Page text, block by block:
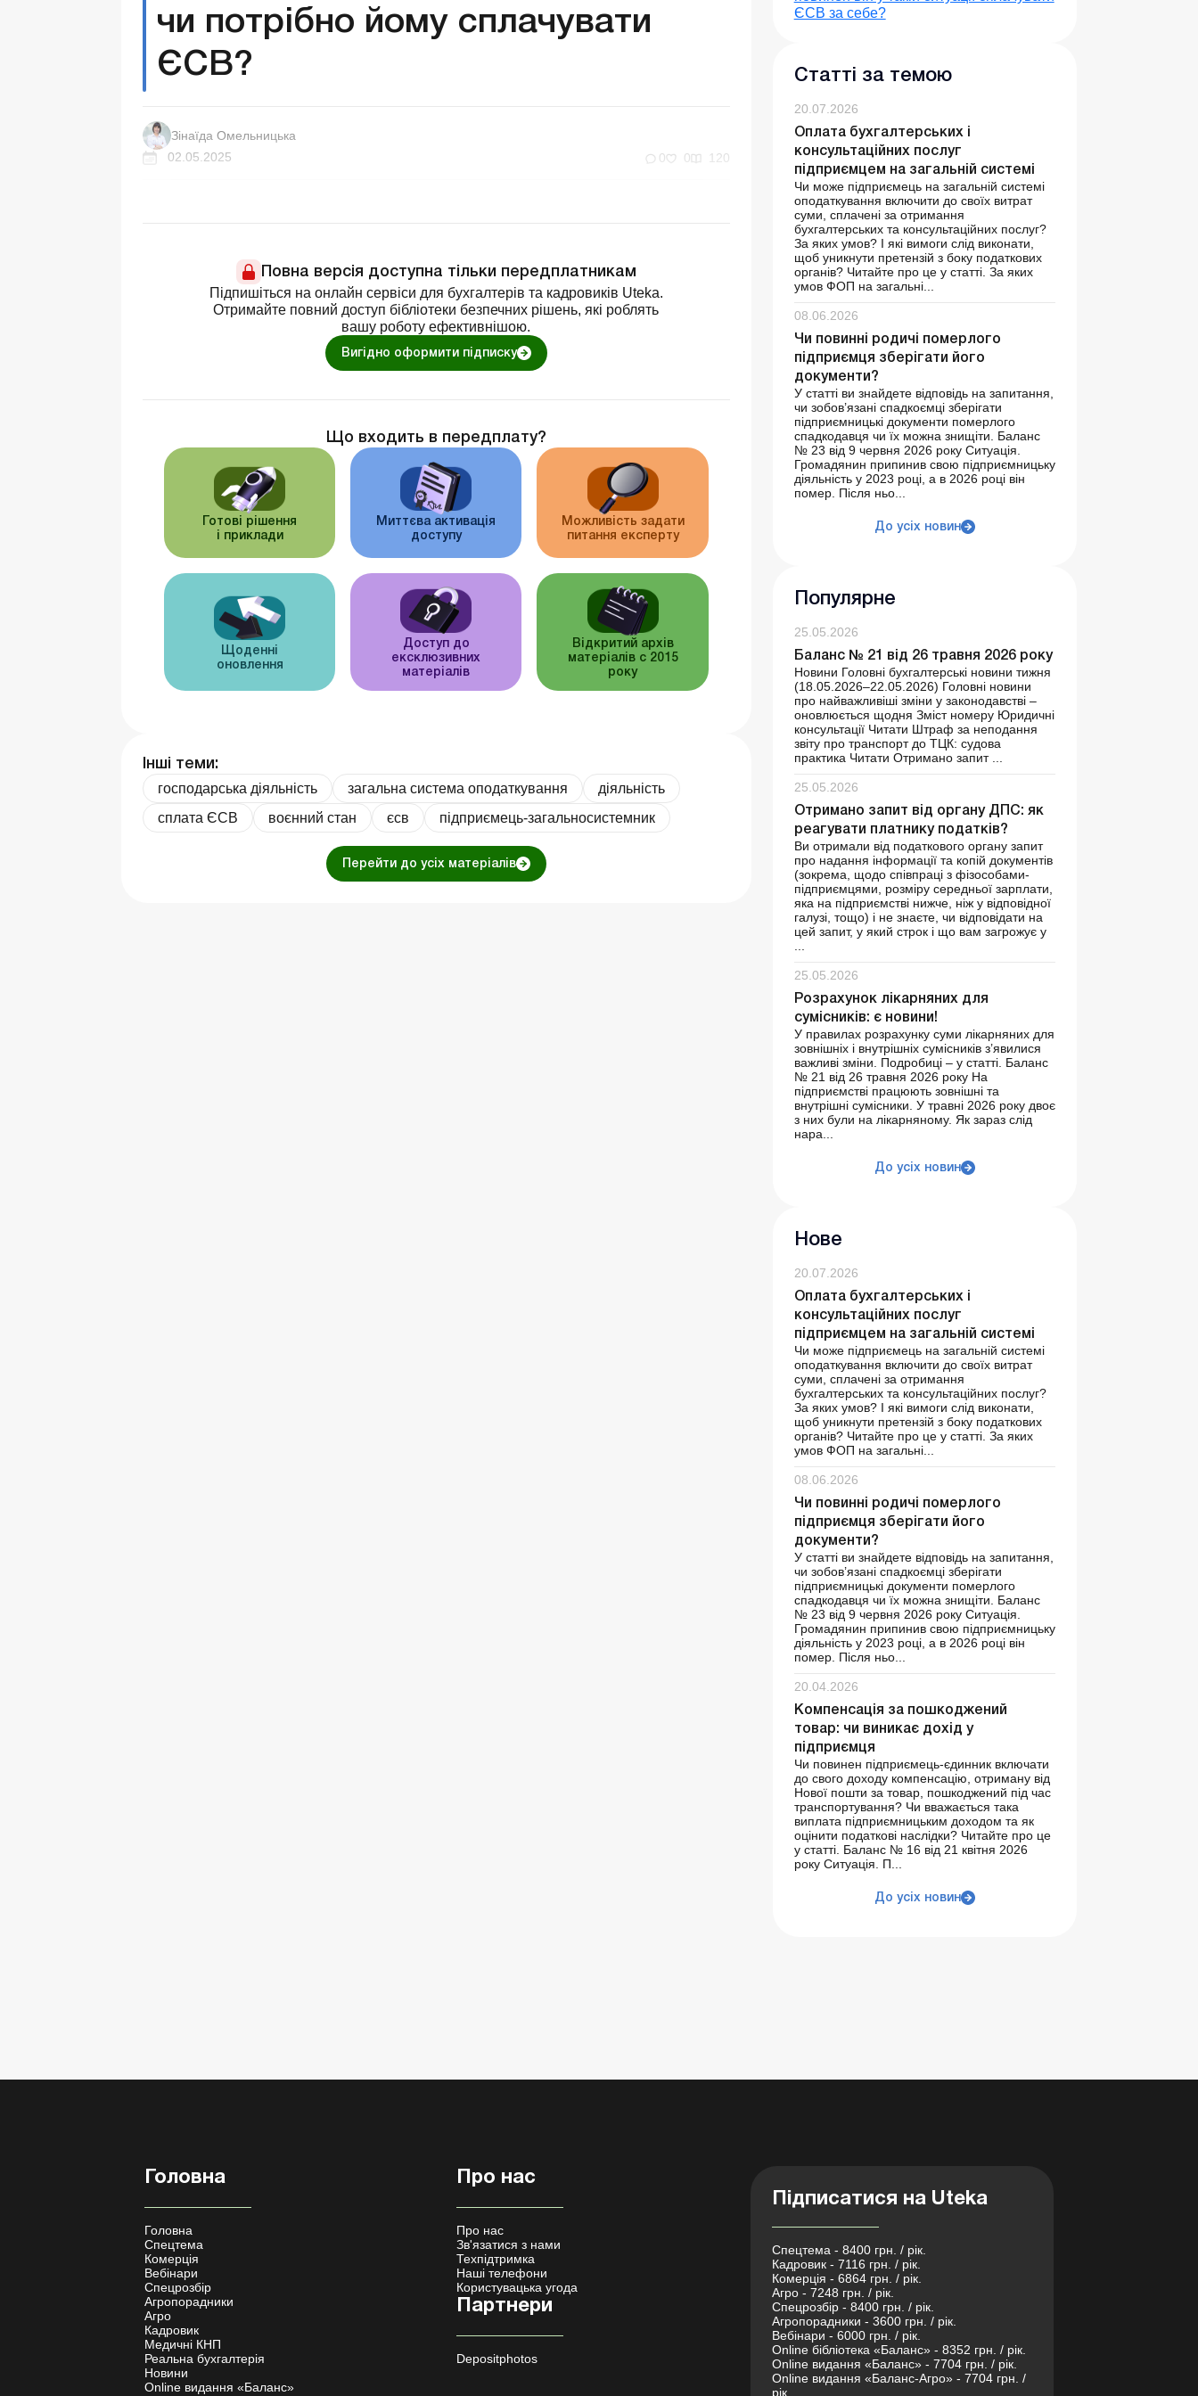
чи потрібно йому сплачувати
ЄСВ?
Зінаїда Омельницька
02.05.2025
0 0 120
Повна версія доступна тільки передплатникам
Підпишіться на онлайн сервіси для бухгалтерів та кадровиків Uteka.
Отримайте повний доступ бібліотеки безпечних рішень, які роблять
вашу роботу ефективнішою.
Вигідно оформити підписку
Що входить в передплату?
Готові рішення
і приклади
Миттєва активація
доступу
Можливість задати
питання експерту
Щоденні
оновлення
Доступ до
ексклюзивних
матеріалів
Відкритий архів
матеріалів c 2015
року
Інші теми:
господарська діяльність загальна система оподаткування
діяльність
сплата ЄСВ
воєнний стан єсв підприємець-загальносистемник
Перейти до усіх матеріалів
ЄСВ за себе?
Статті за темою
20.07.2026
Оплата бухгалтерських і
консультаційних послуг
підприємцем на загальній системі
Чи може підприємець на загальній системі
оподаткування включити до своїх витрат
суми, сплачені за отримання
бухгалтерських та консультаційних послуг?
За яких умов? І які вимоги слід виконати,
щоб уникнути претензій з боку податкових
органів? Читайте про це у статті. За яких
умов ФОП на загальні...
08.06.2026
Чи повинні родичі померлого
підприємця зберігати його
документи?
У статті ви знайдете відповідь на запитання,
чи зобов’язані спадкоємці зберігати
підприємницькі документи померлого
спадкодавця чи їх можна знищіти. Баланс
№ 23 від 9 червня 2026 року Ситуація.
Громадянин припинив свою підприємницьку
діяльність у 2023 році, а в 2026 році він
помер. Після ньо...
До усіх новин
Популярне
25.05.2026
Баланс № 21 від 26 травня 2026 року
Новини Головні бухгалтерські новини тижня
(18.05.2026–22.05.2026) Головні новини
про найважливіші зміни у законодавстві –
оновлюється щодня Зміст номеру Юридичні
консультації Читати Штраф за неподання
звіту про транспорт до ТЦК: судова
практика Читати Отримано запит ...
25.05.2026
Отримано запит від органу ДПС: як
реагувати платнику податків?
Ви отримали від податкового органу запит
про надання інформації та копій документів
(зокрема, щодо співпраці з фізособами-
підприємцями, розміру середньої зарплати,
яка на підприємстві нижче, ніж у відповідної
галузі, тощо) і не знаєте, чи відповідати на
цей запит, у який строк і що вам загрожує у
25.05.2026
Розрахунок лікарняних для
сумісників: є новини!
У правилах розрахунку суми лікарняних для
зовнішніх і внутрішніх сумісників з’явилися
важливі зміни. Подробиці – у статті. Баланс
№ 21 від 26 травня 2026 року На
підприємстві працюють зовнішні та
внутрішні сумісники. У травні 2026 року двоє
з них були на лікарняному. Як зараз слід
нара...
До усіх новин
Нове
20.07.2026
Оплата бухгалтерських і
консультаційних послуг
підприємцем на загальній системі
Чи може підприємець на загальній системі
оподаткування включити до своїх витрат
суми, сплачені за отримання
бухгалтерських та консультаційних послуг?
За яких умов? І які вимоги слід виконати,
щоб уникнути претензій з боку податкових
органів? Читайте про це у статті. За яких
умов ФОП на загальні...
08.06.2026
Чи повинні родичі померлого
підприємця зберігати його
документи?
У статті ви знайдете відповідь на запитання,
чи зобов’язані спадкоємці зберігати
підприємницькі документи померлого
спадкодавця чи їх можна знищіти. Баланс
№ 23 від 9 червня 2026 року Ситуація.
Громадянин припинив свою підприємницьку
діяльність у 2023 році, а в 2026 році він
помер. Після ньо...
20.04.2026
Компенсація за пошкоджений
товар: чи виникає дохід у
підприємця
Чи повинен підприємець-єдинник включати
до свого доходу компенсацію, отриману від
Нової пошти за товар, пошкоджений під час
транспортування? Чи вважається така
виплата підприємницьким доходом та як
оцінити податкові наслідки? Читайте про це
у статті. Баланс № 16 від 21 квітня 2026
року Ситуація. П...
До усіх новин
Головна
Головна
Спецтема
Комерція
Вебінари
Спецрозбір
Агропорадники
Агро
Кадровик
Медичні КНП
Реальна бухгалтерія
Новини
Online видання «Баланс»
Про нас
Про нас
Зв'язатися з нами
Техпідтримка
Наші телефони
Користувацька угода
Партнери
Depositphotos
Підписатися на Uteka
Спецтема - 8400 грн. / рік.
Кадровик - 7116 грн. / рік.
Комерція - 6864 грн. / рік.
Агро - 7248 грн. / рік.
Спецрозбір - 8400 грн. / рік.
Агропорадники - 3600 грн. / рік.
Вебінари - 6000 грн. / рік.
Online бібліотека «Баланс» - 8352 грн. / рік.
Online видання «Баланс» - 7704 грн. / рік.
Online видання «Баланс-Агро» - 7704 грн. /
рік.